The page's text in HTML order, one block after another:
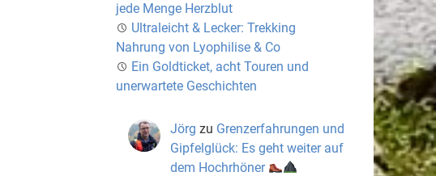
jede Menge Herzblut
Ultraleicht & Lecker: Trekking
Nahrung von Lyophilise & Co
Ein Goldticket, acht Touren und
unerwartete Geschichten
Jörg zu Grenzerfahrungen und
Gipfelglück: Es geht weiter auf
dem Hochrhöner